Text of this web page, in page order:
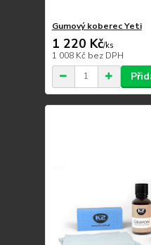
Gumový koberec Yeti
1 220 Kč/ks
1 008 Kč bez DPH